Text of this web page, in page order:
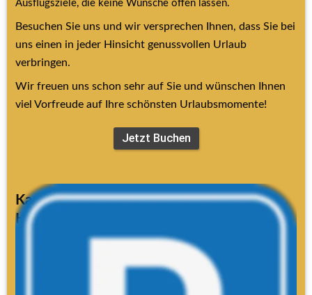
Ausflugsziele, die keine Wünsche offen lassen.
Besuchen Sie uns und wir versprechen Ihnen, dass Sie bei
uns einen in jeder Hinsicht genussvollen Urlaub
verbringen.
Wir freuen uns schon sehr auf Sie und wünschen Ihnen
viel Vorfreude auf Ihre schönsten Urlaubsmomente!
Jetzt Buchen
Kamera-Parksystem auf dem
Hotelparkplatz
Bei der Einfahrt wird Ihr Kfz-Kennzeichen automatisch